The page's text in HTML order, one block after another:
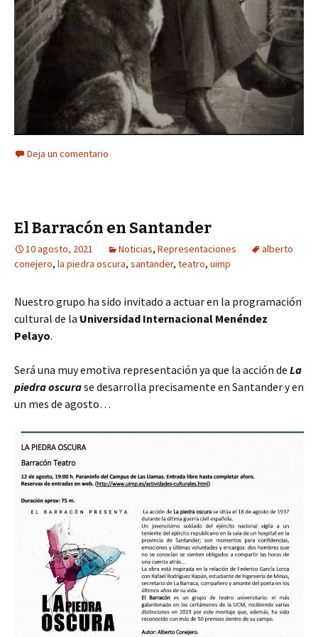
Deja un comentario
El Barracón en Santander
10 agosto, 2021 Noticias, Representaciones
alberto
conejero, la piedra oscura, santander, teatro, uimp
Nuestro grupo ha sido invitado a actuar en la programación
cultural de la Universidad Internacional Menéndez
Pelayo.
Será una muy emotiva representación ya que la acción de La
piedra oscurase desarrolla precisamente en Santander y en
un mes de agosto…